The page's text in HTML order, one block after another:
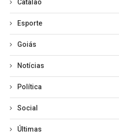
Catalão
Esporte
Goiás
Notícias
Política
Social
Últimas